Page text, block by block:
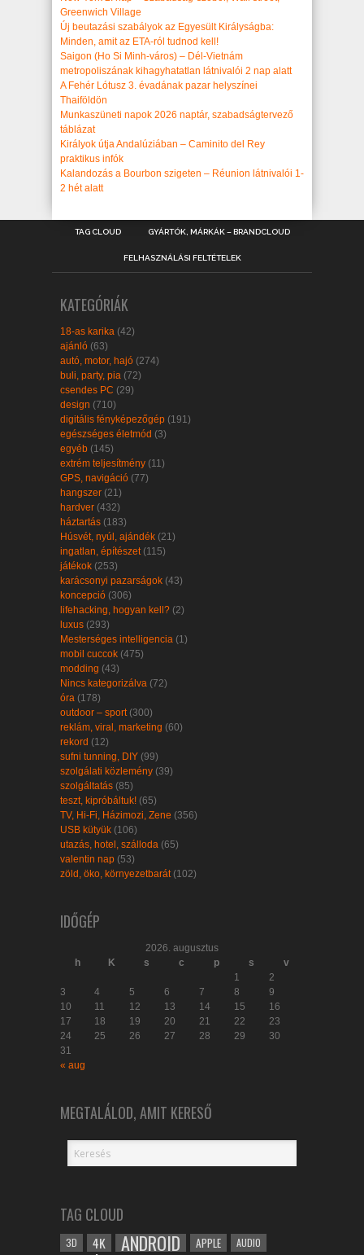
Greenwich Village
Új beutazási szabályok az Egyesült Királyságba:
Minden, amit az ETA-ról tudnod kell!
Saigon (Ho Si Minh-város) – Dél-Vietnám
metropoliszának kihagyhatatlan látnivalói 2 nap alatt
A Fehér Lótusz 3. évadának pazar helyszínei
Thaiföldön
Munkaszüneti napok 2026 naptár, szabadságtervező
táblázat
Királyok útja Andalúziában – Caminito del Rey
praktikus infók
Kalandozás a Bourbon szigeten – Réunion látnivalói 1-
2 hét alatt
TAG CLOUD GYÁRTÓK, MÁRKÁK – BRANDCLOUD
FELHASZNÁLÁSI FELTÉTELEK
KATEGÓRIÁK
18-as karika (42)
ajánló (63)
autó, motor, hajó (274)
buli, party, pia (72)
csendes PC (29)
design (710)
digitális fényképezőgép (191)
egészséges életmód (3)
egyéb (145)
extrém teljesítmény (11)
GPS, navigáció (77)
hangszer (21)
hardver (432)
háztartás (183)
Húsvét, nyúl, ajándék (21)
ingatlan, építészet(115)
játékok (253)
karácsonyi pazarságok (43)
koncepció (306)
lifehacking, hogyan kell? (2)
luxus (293)
Mesterséges intelligencia (1)
mobil cuccok (475)
modding (43)
Nincs kategorizálva (72)
óra (178)
outdoor – sport(300)
reklám, viral, marketing (60)
rekord (12)
sufni tunning, DIY (99)
szolgálati közlemény (39)
szolgáltatás (85)
teszt, kipróbáltuk! (65)
TV, Hi-Fi, Házimozi, Zene (356)
USB kütyük (106)
utazás, hotel, szálloda (65)
valentin nap (53)
zöld, öko, környezetbarát(102)
IDŐGÉP
2026. augusztus
h
K s c p s
v
1
2
3
4 5 6 7 8
9
10
11 12 13 14 15
16
17
18 19 20 21 22
23
24
25 26 27 28 29
30
31
« aug
MEGTALÁLOD, AMIT KERESŐ
TAG CLOUD
3D 4K ANDROID APPLE AUDIO